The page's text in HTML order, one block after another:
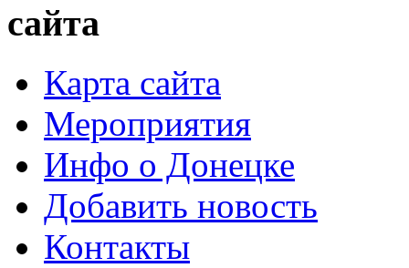
сайта
Карта сайта
Мероприятия
Инфо о Донецке
Добавить новость
Контакты